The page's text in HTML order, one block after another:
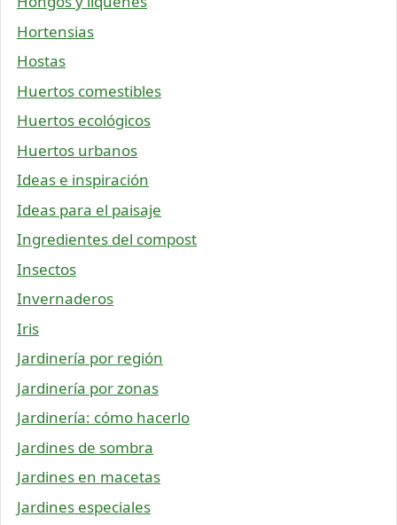
Hortensias
Hostas
Huertos comestibles
Huertos ecológicos
Huertos urbanos
Ideas e inspiración
Ideas para el paisaje
Ingredientes del compost
Insectos
Invernaderos
Iris
Jardinería por región
Jardinería por zonas
Jardinería: cómo hacerlo
Jardines de sombra
Jardines en macetas
Jardines especiales